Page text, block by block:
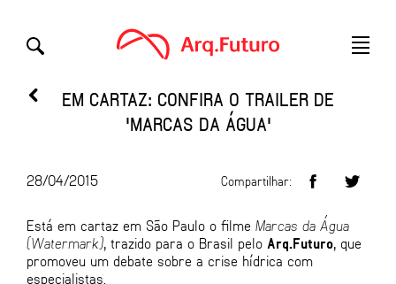
EM CARTAZ: CONFIRA O TRAILER DE
'MARCAS DA ÁGUA'
28/04/2015 Compartilhar:
Está em cartaz em São Paulo o filme Marcas da Água
(Watermark), trazido para o Brasil pelo Arq.Futuro, que
promoveu um debate sobre a crise hídrica com
especialistas.